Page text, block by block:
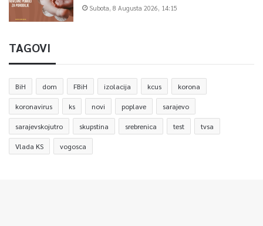
Subota, 8 Augusta 2026, 14:15
TAGOVI
BiH dom FBiH izolacija kcus korona
koronavirus ks novi poplave sarajevo
sarajevskojutro skupstina srebrenica test tvsa
Vlada KS vogosca